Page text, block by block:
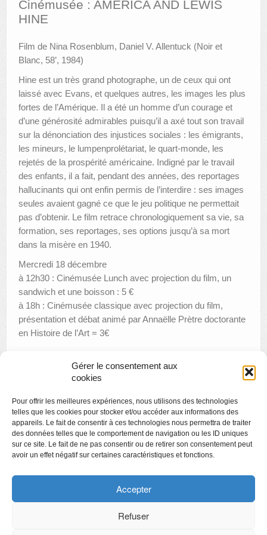
Gérer le consentement aux
cookies
Pour offrir les meilleures expériences, nous utilisons des technologies
telles que les cookies pour stocker et/ou accéder aux informations des
appareils. Le fait de consentir à ces technologies nous permettra de traiter
des données telles que le comportement de navigation ou les ID uniques
sur ce site. Le fait de ne pas consentir ou de retirer son consentement peut
avoir un effet négatif sur certaines caractéristiques et fonctions.
Accepter
Refuser
AUTRES LIEUX
ANIMATIONS DES MUSÉES
LES APPELS À PROJETS
LE PORTAIL DES COLLECTIONS
Cinémusée : AMERICA AND LEWIS
HINE
Film de Nina Rosenblum, Daniel V. Allentuck (Noir et
Blanc, 58’, 1984)
Hine est un très grand photographe, un de ceux qui ont
laissé avec Evans, et quelques autres, les images les plus
fortes de l’Amérique. Il a été un homme d’un courage et
d’une générosité admirables puisqu’il a axé tout son travail
sur la dénonciation des injustices sociales : les émigrants,
les mineurs, le lumpenprolétariat, le quart-monde, les
rejetés de la prospérité américaine. Indigné par le travail
des enfants, il a fait, pendant des années, des reportages
hallucinants qui ont enfin permis de l’interdire : ses images
seules avaient gagné ce que le jeu politique ne permettait
pas d’obtenir. Le film retrace chronologiquement sa vie, sa
formation, ses reportages, ses options jusqu’à sa mort
dans la misère en 1940.
Mercredi 18 décembre
à 12h30 : Cinémusée Lunch avec projection du film, un
sandwich et une boisson : 5 €
à 18h : Cinémusée classique avec projection du film,
présentation et débat animé par Annaëlle Prètre doctorante
en Histoire de l’Art = 3€
DIX DE DER
Apéro littéraire : Rose-Marie François
Copyright
Politique de confidentialité
Chartes des engagements des opérateurs culturels